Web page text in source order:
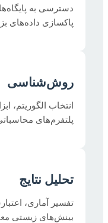
دسترسی به
پاکسازی داده‌های
روش‌شناسی
پلتفرم‌های
تحلیل نتایج
تفسیر آماری،
بینش‌های زیستی